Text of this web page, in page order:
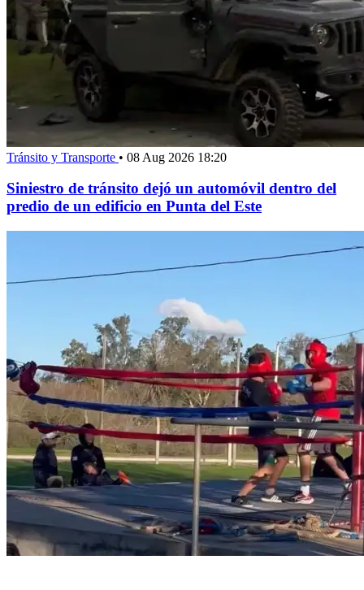
Tránsito y Transporte • 08 Aug 2026 18:20
Siniestro de tránsito dejó un automóvil dentro del
predio de un edificio en Punta del Este